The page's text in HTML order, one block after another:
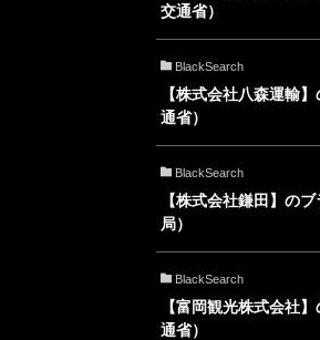
交通省）
BlackSearch
【株式会社八森運輸
通省）
BlackSearch
【株式会社鎌田】の
局）
BlackSearch
【富岡観光株式会社
通省）